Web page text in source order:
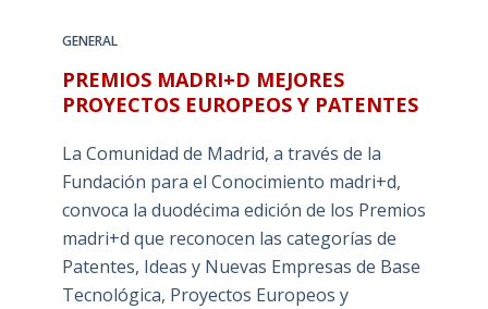
GENERAL
PREMIOS MADRI+D MEJORES
PROYECTOS EUROPEOS Y PATENTES
La Comunidad de Madrid, a través de la
Fundación para el Conocimiento madri+d,
convoca la duodécima edición de los Premios
madri+d que reconocen las categorías de
Patentes, Ideas y Nuevas Empresas de Base
Tecnológica, Proyectos Europeos y